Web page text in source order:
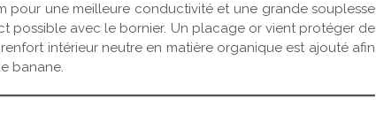
pour une meilleure conductivité et une grande souplesse
possible avec le bornier. Un placage or vient protéger de
intérieur neutre en matière organique est ajouté afin
banane.